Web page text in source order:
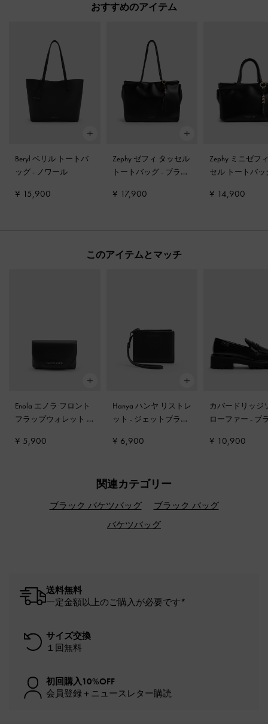
おすすめのアイテム
Beryl ベリル トートバ
ッグ- ノワール
¥ 15,900
Zephy ゼフィ タッセル
トートバッグ- ブラッ
¥ 17,900
Zephy ミニゼフ
セル トートバ
¥ 14,900
このアイテムとマッチ
Enola エノラ フロント
フラップウォレット -
¥ 5,900
Hanya ハンヤ リストレ
ット - ジェットブラッ
¥ 6,900
カバードリッジ
ローファー- ブ
¥ 10,900
関連カテゴリー
ブラック バケツバッグ
ブラック バッグ
バケツバッグ
送料無料
一定金額以上のご購入が必要です*
サイズ交換
１回無料
初回購入10%OFF
会員登録＋ニュースレター購読